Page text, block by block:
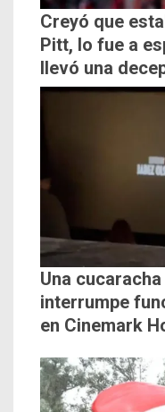
Creyó que
Pitt, lo fue a
llevó una
Una
interrumpe
en Cinemark